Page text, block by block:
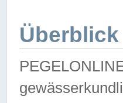
Überblick